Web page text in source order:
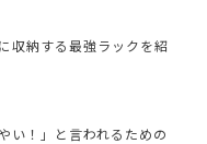
収納する最強ラックを紹
い！」と言われるための